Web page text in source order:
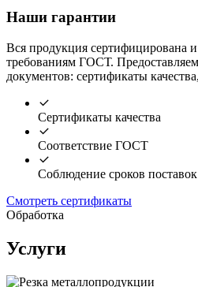
Наши гарантии
Вся продукция сертифицирована и
требованиям ГОСТ.
документов: сертификаты
Сертификаты качества
Соответствие ГОСТ
Соблюдение сроков поставок
Смотреть сертификаты
Обработка
Услуги